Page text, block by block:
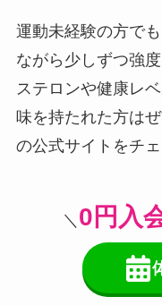
運動未経験の方で
ながら少しずつ強
ステロンや健康レ
味を持たれた方は
の公式サイトをチ
＼ 0円入